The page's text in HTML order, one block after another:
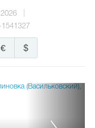
$
€